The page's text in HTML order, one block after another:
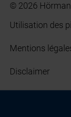
© 2026
Utilisation des
Mentions
Disclaimer